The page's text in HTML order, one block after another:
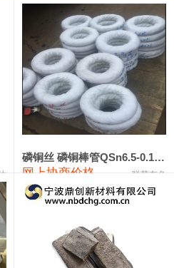
331,000 -10,000
92,000 1,000
88,000 1,000
17,500 0
19,000 100
18,100 100
9,700
磷铜丝 磷铜棒管QSn6.5-0.1 7-0.2 8-0.3
网上协商价格 联荣有色